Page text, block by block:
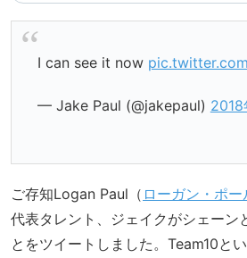
I can see it now
— Jake Paul (@jakepaul) 2018
ご存知Logan Paul（ ローガン・ポー
代表タレント、ジェイクがシェーン
とをツイートしました。Team10と